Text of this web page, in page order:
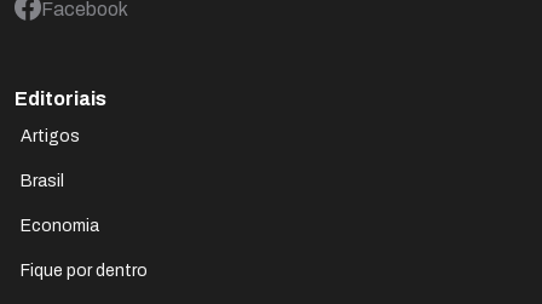
Facebook
Editoriais
Artigos
Brasil
Economia
Fique por dentro